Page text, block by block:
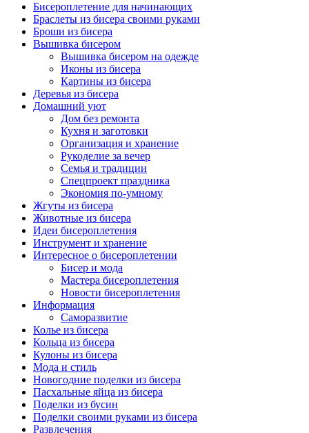
Бисероплетение для начинающих
Браслеты из бисера своими руками
Броши из бисера
Вышивка бисером
Вышивка бисером на одежде
Иконы из бисера
Картины из бисера
Деревья из бисера
Домашний уют
Дом без ремонта
Кухня и заготовки
Организация и хранение
Рукоделие за вечер
Семья и традиции
Спецпроект праздника
Экономия по-умному
Жгуты из бисера
Животные из бисера
Идеи бисероплетения
Инструмент и хранение
Интересное о бисероплетении
Бисер и мода
Мастера бисероплетения
Новости бисероплетения
Информация
Саморазвитие
Колье из бисера
Кольца из бисера
Кулоны из бисера
Мода и стиль
Новогодние поделки из бисера
Пасхальные яйца из бисера
Поделки из бусин
Поделки своими руками из бисера
Развлечения